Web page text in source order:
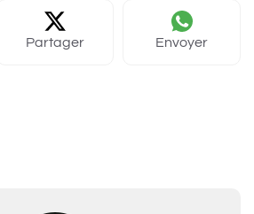
Partager Envoyer